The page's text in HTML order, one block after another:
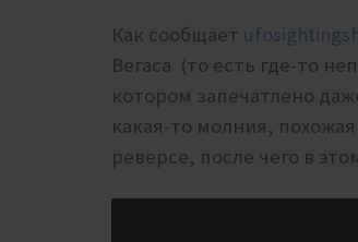
Как сообщает
Вегаса (то есть где-то
котором запечатлено
какая-то молния,
реверсе, после чего в